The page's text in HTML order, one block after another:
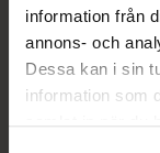
information från
annons- och
Dessa kan i sin
information som
samlat in när du
EAN: